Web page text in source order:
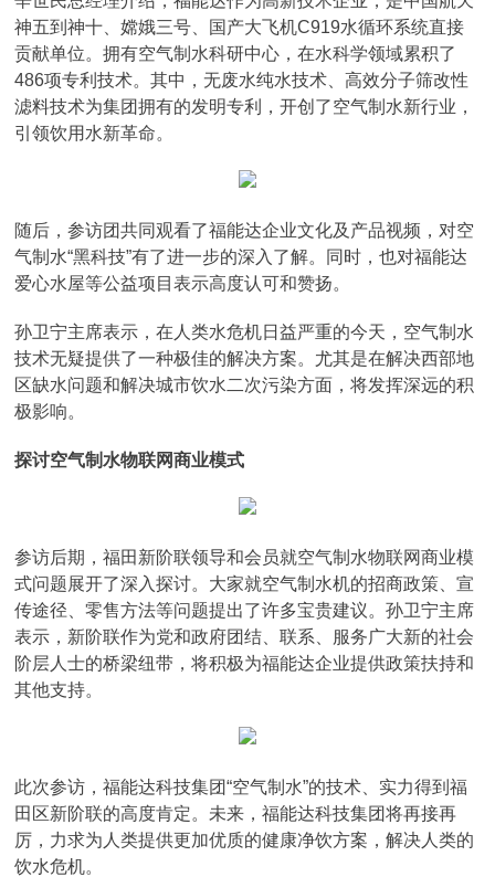
神五到神十、嫦娥三号、国产大飞机C919水循环系统直接
贡献单位。拥有空气制水科研中心，在水科学领域累积了
486项专利技术。其中，无废水纯水技术、高效分子筛改性
滤料技术为集团拥有的发明专利，开创了空气制水新行业，
引领饮用水新革命。
随后，参访团共同观看了福能达企业文化及产品视频，对空
气制水“黑科技”有了进一步的深入了解。同时，也对福能达
爱心水屋等公益项目表示高度认可和赞扬。
孙卫宁主席表示，在人类水危机日益严重的今天，空气制水
技术无疑提供了一种极佳的解决方案。尤其是在解决西部地
区缺水问题和解决城市饮水二次污染方面，将发挥深远的积
极影响。
探讨空气制水物联网商业模式
参访后期，福田新阶联领导和会员就空气制水物联网商业模
式问题展开了深入探讨。大家就空气制水机的招商政策、宣
传途径、零售方法等问题提出了许多宝贵建议。孙卫宁主席
表示，新阶联作为党和政府团结、联系、服务广大新的社会
阶层人士的桥梁纽带，将积极为福能达企业提供政策扶持和
其他支持。
此次参访，福能达科技集团“空气制水”的技术、实力得到福
田区新阶联的高度肯定。未来，福能达科技集团将再接再
厉，力求为人类提供更加优质的健康净饮方案，解决人类的
饮水危机。